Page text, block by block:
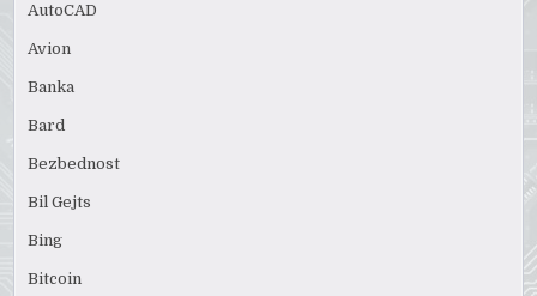
AutoCAD
Avion
Banka
Bard
Bezbednost
Bil Gejts
Bing
Bitcoin